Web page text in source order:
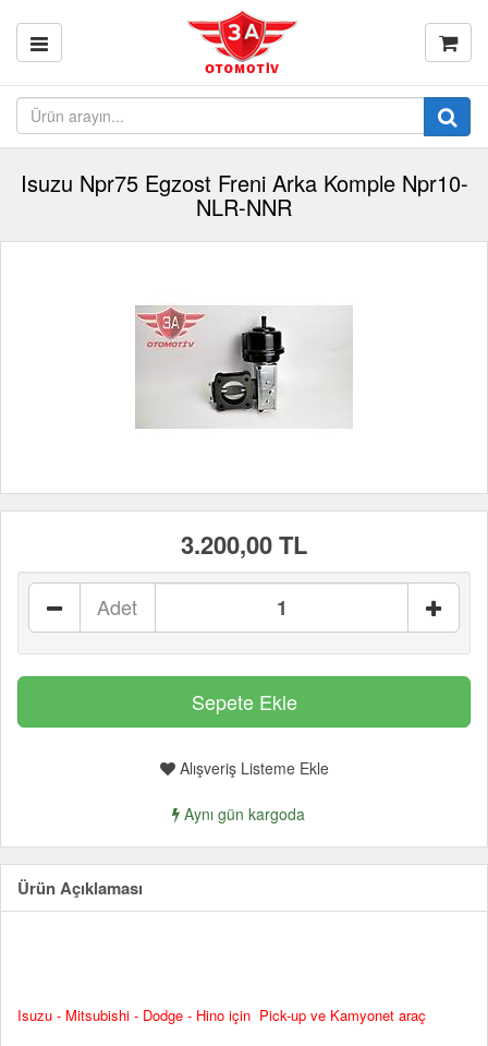
Isuzu Npr75 Egzost Freni Arka Komple Npr10-
NLR-NNR
3.200,00 TL
Adet
Alışveriş Listeme Ekle
Aynı gün kargoda
Ürün Açıklaması
Isuzu - Mitsubishi - Dodge - Hino için Pick-up ve Kamyonet araç